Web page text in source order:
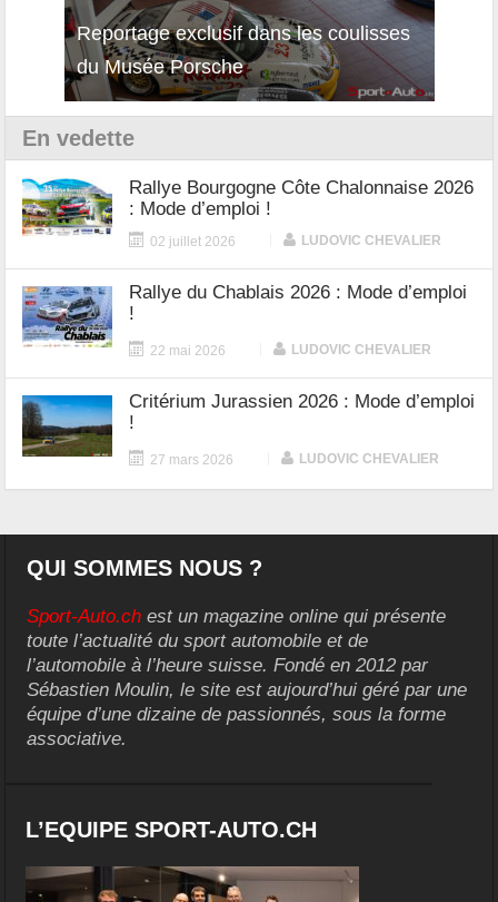
Reportage exclusif dans les coulisses
du Musée Porsche
En vedette
Rallye Bourgogne Côte Chalonnaise 2026
: Mode d’emploi !
02 juillet 2026 LUDOVIC CHEVALIER
Rallye du Chablais 2026 : Mode d’emploi
!
22 mai 2026 LUDOVIC CHEVALIER
Critérium Jurassien 2026 : Mode d’emploi
!
27 mars 2026 LUDOVIC CHEVALIER
QUI SOMMES NOUS ?
Sport-Auto.ch est un magazine online qui présente
toute l’actualité du sport automobile et de
l’automobile à l’heure suisse. Fondé en 2012 par
Sébastien Moulin, le site est aujourd’hui géré par une
équipe d’une dizaine de passionnés, sous la forme
associative.
L’EQUIPE SPORT-AUTO.CH